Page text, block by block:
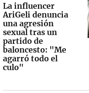
La influencer
AriGeli denuncia
una agresión
sexual tras un
partido de
baloncesto: "Me
agarró todo el
culo"